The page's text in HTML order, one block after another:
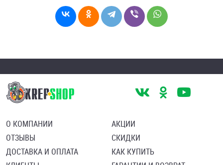
О КОМПАНИИ
ОТЗЫВЫ
ДОСТАВКА И ОПЛАТА
АКЦИИ
СКИДКИ
КАК КУПИТЬ